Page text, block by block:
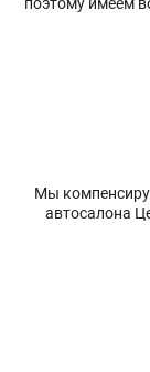
поэтому имеем
Мы
автосалона